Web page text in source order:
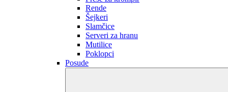
Rende
Šejkeri
Slamčice
Serveri za hranu
Mutilice
Poklopci
Posude